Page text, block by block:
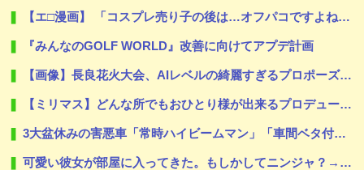
【エ□漫画】 「コスプレ売り子の後は…オフパコですよね？」「えっ？」
『みんなのGOLF WORLD』改善に向けてアプデ計画
【画像】長良花火大会、AIレベルの綺麗すぎるプロポーズ花火が打ち上がる㊗🎇
【ミリマス】どんな所でもおひとり様が出来るプロデューサー
3大盆休みの害悪車「常時ハイビームマン」「車間ベタ付けマン」「法定速度絶対遵守マン」
可愛い彼女が部屋に入ってきた。もしかしてニンジャ？→スタイリッシュな動きはこちらです…